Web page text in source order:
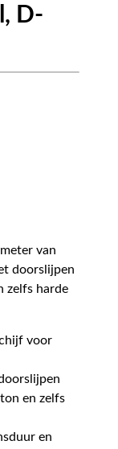
D-
van
doorslijpen
zelfs harde
voor
en zelfs
en